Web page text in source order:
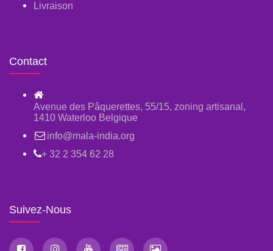
Livraison
Contact
Avenue des Pâquerettes, 55/15, zoning artisanal,
1410 Waterloo Belgique
info@mala-india.org
+ 32 2 354 62 28
Suivez-Nous